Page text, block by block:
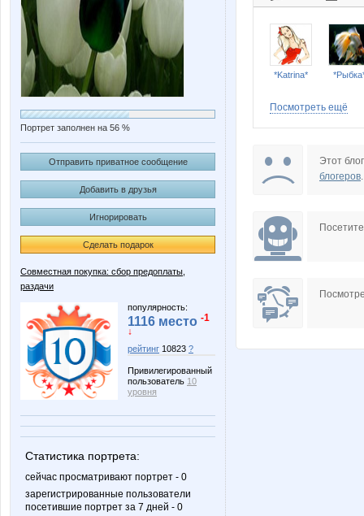
Портрет заполнен на 56 %
Отправить приватное сообщение
Добавить в друзья
Игнорировать
Сделать подарок
Совместная покупка: сбор предоплаты,
раздачи
популярность:
1116 место -1
↓
рейтинг 10823 ?
Привилегированный
пользователь 10
уровня
Статистика портрета:
сейчас просматривают портрет - 0
зарегистрированные пользователи
посетившие портрет за 7 дней - 0
*Katrina*
Shark1
podkova rainwolf
Посмотреть ещё
Этот
блогеров.